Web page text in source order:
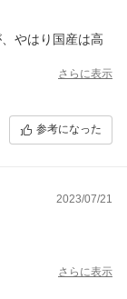
やはり国産は高
いたので購入し
。（個人的な気
さらに表示
参考になった
2023/07/21
さらに表示